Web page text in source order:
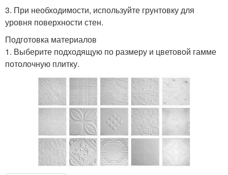
3. При необходимости, используйте грунтовку для
уровня поверхности стен.
Подготовка материалов
1. Выберите подходящую по размеру и цветовой гамме
потолочную плитку.